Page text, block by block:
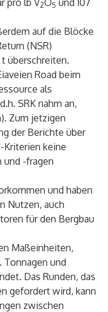
pro lb V2O5 und 107
auf die Blöcke
(NSR)
t überschreiten.
Road beim
als
SRK nahm an,
Zum jetzigen
der Berichte über
Kriterien keine
und -fragen
und haben
Nutzen, auch
für den Bergbau
Maßeinheiten,
Tonnagen und
Das Runden, das
gefordert wird, kann
zwischen